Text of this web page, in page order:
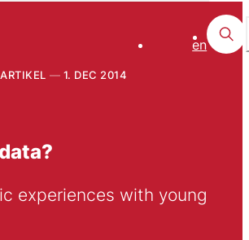
en
1. DEC 2014
experiences with young